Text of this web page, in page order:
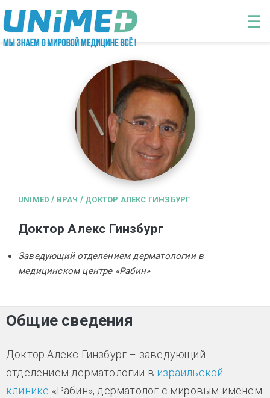
Перейти к основному содержанию
☰
UNIMED / ВРАЧ / ДОКТОР АЛЕКС ГИНЗБУРГ
Доктор Алекс Гинзбург
Заведующий отделением дерматологии в
медицинском центре «Рабин»
Общие сведения
Доктор Алекс Гинзбург – заведующий
отделением дерматологии в израильской
клинике «Рабин», дерматолог с мировым именем